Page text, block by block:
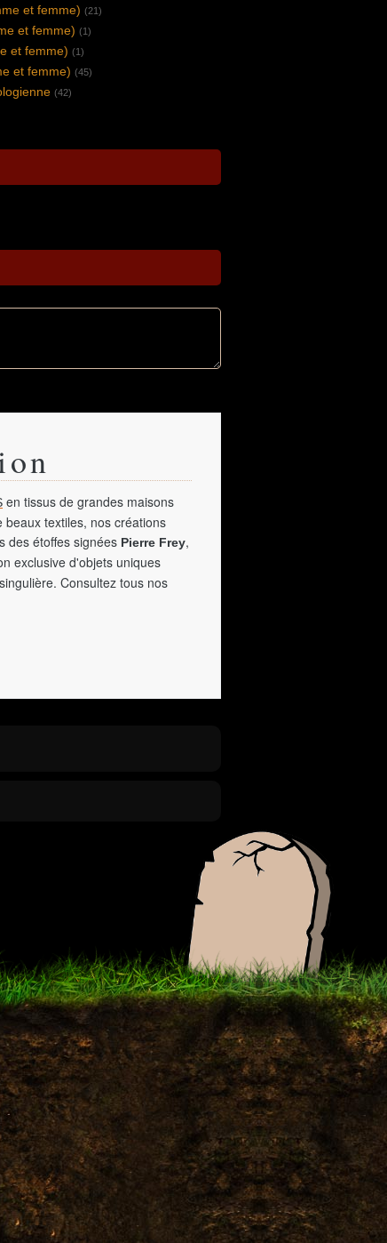
et femme) (21)
et femme) (1)
et femme) (1)
et femme) (45)
(42)
en tissus de grandes maisons
textiles, nos créations
des étoffes signées Pierre Frey,
exclusive d'objets uniques
Consultez tous nos